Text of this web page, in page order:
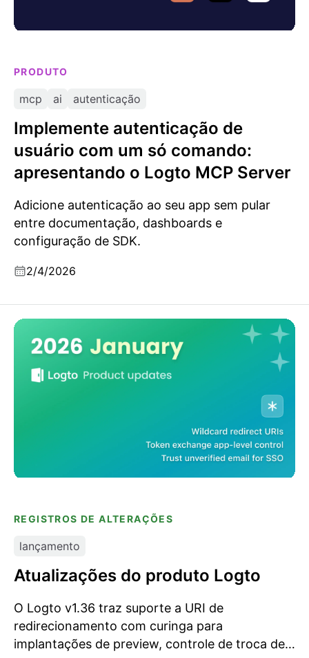
PRODUTO
mcp ai autenticação
Implemente autenticação de
usuário com um só comando:
apresentando o Logto MCP Server
Adicione autenticação ao seu app sem pular
entre documentação, dashboards e
configuração de SDK.
2/4/2026
REGISTROS DE ALTERAÇÕES
lançamento
Atualizações do produto Logto
O Logto v1.36 traz suporte a URI de
redirecionamento com curinga para
implantações de preview, controle de troca de
Atualizações do produto Logto